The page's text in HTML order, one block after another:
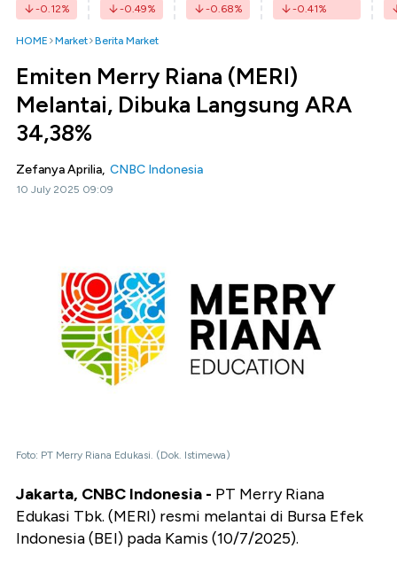
-0.12% -0.49% -0.68% -0.41%
HOME Market Berita Market
Emiten Merry Riana (MERI)
Melantai, Dibuka Langsung ARA
34,38%
Zefanya Aprilia, CNBC Indonesia
10 July 2025 09:09
Foto: PT Merry Riana Edukasi. (Dok. Istimewa)
Jakarta, CNBC Indonesia - PT Merry Riana
Edukasi Tbk. (MERI) resmi melantai di Bursa Efek
Indonesia (BEI) pada Kamis (10/7/2025).